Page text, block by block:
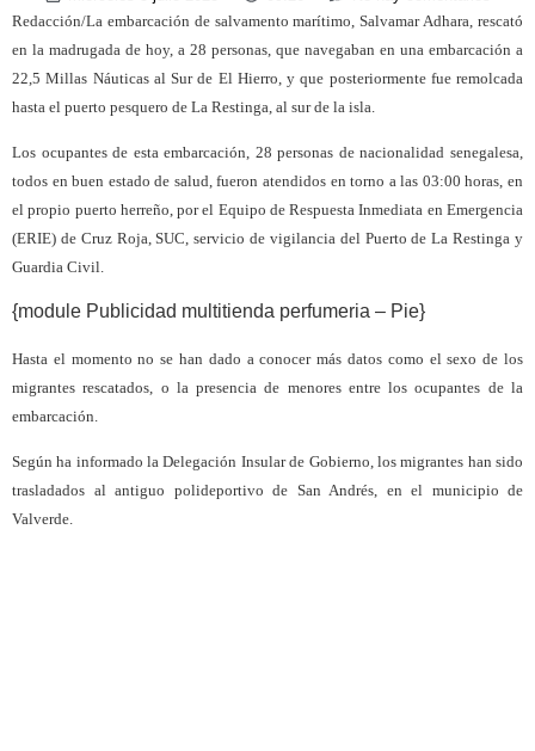
Redacción/La embarcación de salvamento marítimo, Salvamar Adhara, rescató
en la madrugada de hoy, a 28 personas, que navegaban en una embarcación a
22,5 Millas Náuticas al Sur de El Hierro, y que posteriormente fue remolcada
hasta el puerto pesquero de La Restinga, al sur de la isla.
Los ocupantes de esta embarcación, 28 personas de nacionalidad senegalesa,
todos en buen estado de salud, fueron atendidos en torno a las 03:00 horas, en
el propio puerto herreño, por el Equipo de Respuesta Inmediata en Emergencia
(ERIE) de Cruz Roja, SUC, servicio de vigilancia del Puerto de La Restinga y
Guardia Civil.
{module Publicidad multitienda perfumeria – Pie}
Hasta el momento no se han dado a conocer más datos como el sexo de los
migrantes rescatados, o la presencia de menores entre los ocupantes de la
embarcación.
Según ha informado la Delegación Insular de Gobierno, los migrantes han sido
trasladados al antiguo polideportivo de San Andrés, en el municipio de
Valverde.